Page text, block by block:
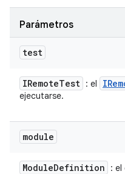
Parámetros
test
IRemoteTest : el
ejecutarse.
module
ModuleDefinition :